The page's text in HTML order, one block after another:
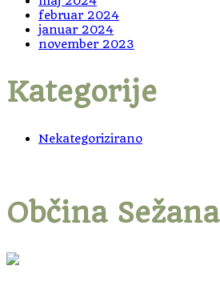
februar 2024
januar 2024
november 2023
Kategorije
Nekategorizirano
Občina Sežana